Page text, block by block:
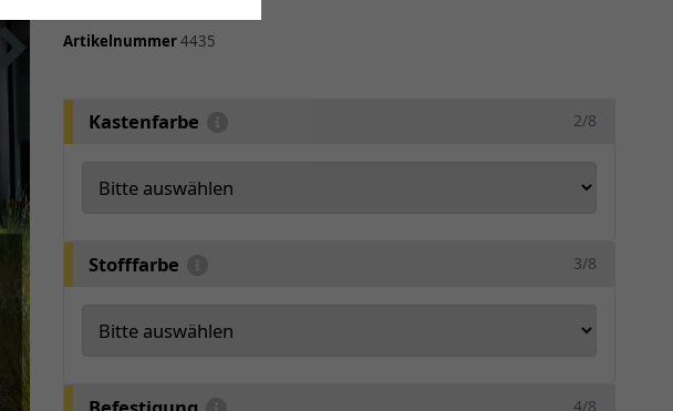
Artikelnummer4435
Kastenfarbe 2/8
Stofffarbe 3/8
4/8